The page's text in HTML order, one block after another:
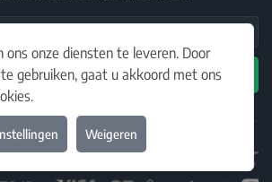
ons onze diensten te leveren. Door
gebruiken, gaat u akkoord met ons
Weigeren
Abonneren